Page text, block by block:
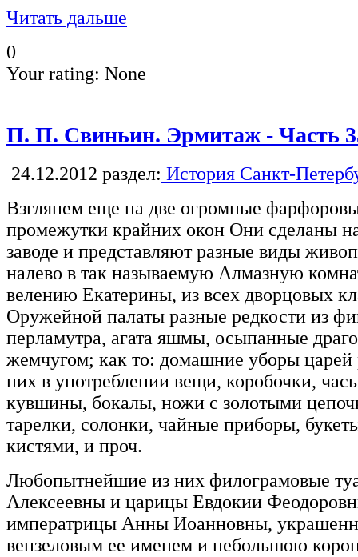
Читать дальше
0
Your rating: None
П. П. Свиньин. Эрмитаж - Часть
24.12.2012 раздел: История Санкт-
Взглянем еще на две огромные
промежутки крайних окон Они сделаны
заводе и представляют разные виды
налево в так называемую Алмазную
велению Екатерины, из всех дворцовых
Оружейной палаты разные редкости из
перламутра, агата яшмы, осыпанные
жемчугом; как то: домашние уборы
них в употреблении вещи, коробочки,
кувшины, бокалы, ножи с золотыми
тарелки, солонки, чайные приборы,
кистями, и проч.
Любопытнейшие из них филограмовые
Алексеевны и царицы Евдокии
императрицы Анны Иоанновны,
вензеловым ее именем и небольшою